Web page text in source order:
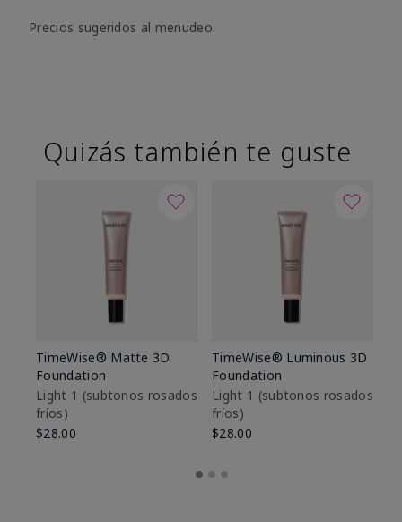
Precios sugeridos al menudeo.
Quizás también te guste
TimeWise® Matte 3D
Foundation
Light 1​ (subtonos rosados
fríos)
$28.00
TimeWise® Luminous 3D
Foundation
Light 1​ (subtonos rosados
fríos)
$28.00